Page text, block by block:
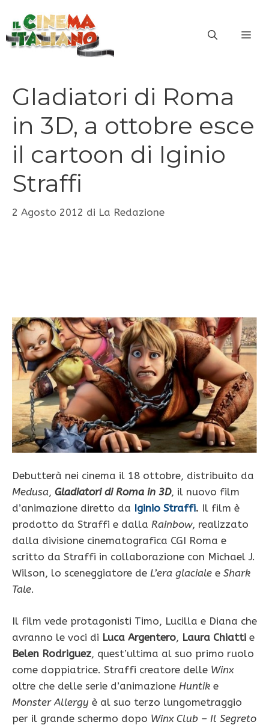
contenuto
Gladiatori di Roma
in 3D, a ottobre esce
il cartoon di Iginio
Straffi
2 Agosto 2012 di La Redazione
Debutterà nei cinema il 18 ottobre, distribuito da
Medusa, Gladiatori di Roma in 3D, il nuovo film
d’animazione diretto da Iginio Straffi. Il film è
prodotto da Straffi e dalla Rainbow, realizzato
dalla divisione cinematografica CGI Roma e
scritto da Straffi in collaborazione con Michael J.
Wilson, lo sceneggiatore de L’era glaciale e Shark
Tale.
Il film vede protagonisti Timo, Lucilla e Diana che
avranno le voci di Luca Argentero, Laura Chiatti e
Belen Rodriguez, quest’ultima al suo primo ruolo
come doppiatrice. Straffi creatore delle Winx
oltre che delle serie d’animazione Huntik e
Monster Allergy è al suo terzo lungometraggio
per il grande schermo dopo Winx Club – Il Segreto